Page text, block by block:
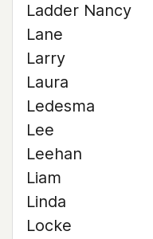
Ladder Nancy
Lane
Larry
Laura
Ledesma
Lee
Leehan
Liam
Linda
Locke